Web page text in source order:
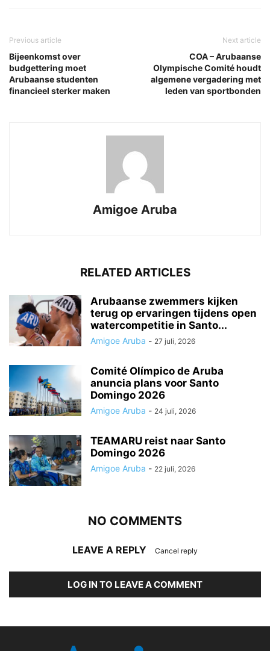
Previous article
Bijeenkomst over
budgettering moet
Arubaanse studenten
financieel sterker maken
Next article
COA – Arubaanse
Olympische Comité houdt
algemene vergadering met
leden van sportbonden
Amigoe Aruba
RELATED ARTICLES
Arubaanse zwemmers kijken
terug op ervaringen tijdens open
watercompetitie in Santo...
Amigoe Aruba - 27 juli, 2026
Comité Olímpico de Aruba
anuncia plans voor Santo
Domingo 2026
Amigoe Aruba - 24 juli, 2026
TEAMARU reist naar Santo
Domingo 2026
Amigoe Aruba - 22 juli, 2026
NO COMMENTS
LEAVE A REPLY Cancel reply
LOG IN TO LEAVE A COMMENT